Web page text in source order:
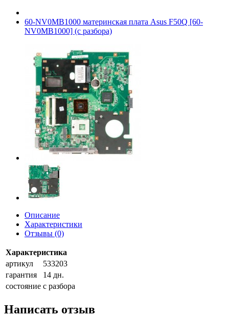
60-NV0MB1000 материнская плата Asus F50Q [60-
NV0MB1000] (с разбора)
Описание
Характеристики
Отзывы (0)
Характеристика
артикул
533203
гарантия
14 дн.
состояние с разбора
Написать отзыв